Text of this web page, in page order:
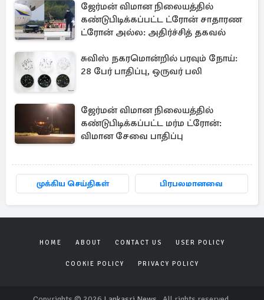
ஜேர்மன் விமான நிலையத்தில்
கண்டுபிடிக்கப்பட்ட ட்ரோன் சாதாரண
ட்ரோன் அல்ல: அதிர்ச்சித் தகவல்
சுவிஸ் நகரமொன்றில் பரவும் நோய்:
28 பேர் பாதிப்பு, ஒருவர் பலி
ஜேர்மன் விமான நிலையத்தில்
கண்டுபிடிக்கப்பட்ட மர்ம ட்ரோன்:
விமான சேவை பாதிப்பு
முக்கிய செய்திகள் பிரபலமானவை
HOME ABOUT CONTACT US USER POLICY
COOKIE POLICY PRIVACY POLICY